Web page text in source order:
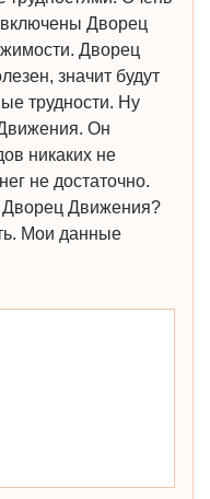
включены Дворец
Дворец
значит будут
трудности. Ну
Он
никаких не
не достаточно.
Дворец Движения?
Мои данные